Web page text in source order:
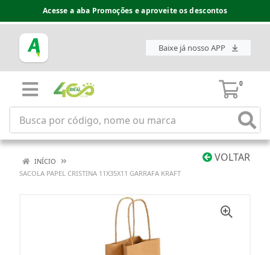
Acesse a aba Promoções e aproveite os descontos
Baixe já nosso APP
0
VOLTAR
INÍCIO
SACOLA PAPEL CRISTINA 11X35X11 GARRAFA KRAFT